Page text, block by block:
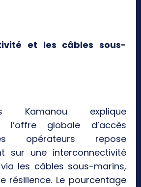
et les câbles sous-
Kamanou explique
l’offre globale d’accès
opérateurs repose
sur une interconnectivité
les câbles sous-marins,
résilience. Le pourcentage